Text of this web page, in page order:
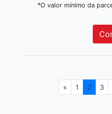
*O valor mínimo da
« 1 2 3